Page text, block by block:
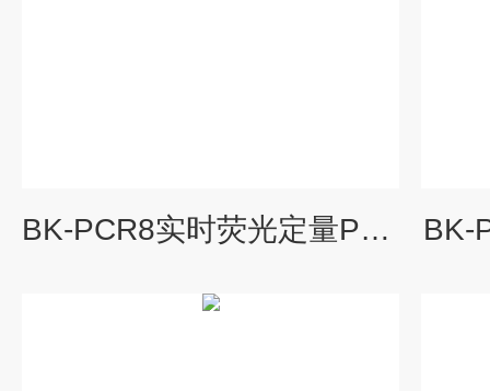
BK-PCR8实时荧光定量PCR仪 扩增仪 BK-